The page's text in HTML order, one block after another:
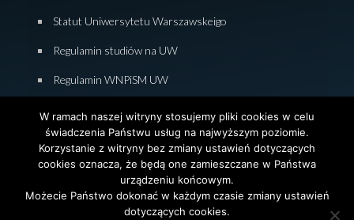
Statut Uniwersytetu Warszawskeigo
Regulamin studiów na UW
Regulamin WNPiSM UW
Deklaracja dostępności WNPiSM
© 2026 Wydział Nauk Politycznych i Studiów
W ramach naszej witryny stosujemy pliki cookies w celu
świadczenia Państwu usług na najwyższym poziomie.
Korzystanie z witryny bez zmiany ustawień dotyczących
cookies oznacza, że będą one zamieszczane w Państwa
urządzeniu końcowym.
Możecie Państwo dokonać w każdym czasie zmiany ustawień
dotyczących cookies.